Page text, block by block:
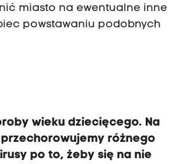
miasto na ewentualne inne
powstawaniu podobnych
wieku dziecięcego. Na
różnego
po to, żeby się na nie